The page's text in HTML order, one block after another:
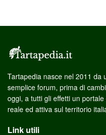
Tartapedia nasce nel 2011 da
semplice forum, prima di
oggi, a tutti gli effetti un
reale ed attiva sul territorio
Link utili